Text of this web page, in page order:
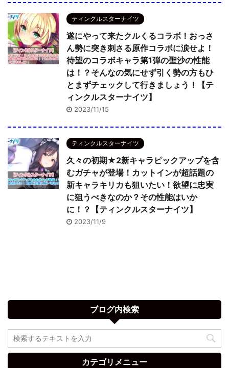
ティンクルスターナイツ
遂にやって来たクルくるコラボ！おっさ
ん勢に突き刺さる原作コラボに涙せよ！
待望のコラボキャラ第1弾の聖沙の性能
は！？そんなの気にせず引く勢の方もひ
とまずチェックして行きましょう！【テ
ィンクルスターナイツ】
2023/11/15
ティンクルスターナイツ
久々の初期★2新キャラピックアップを含
むガチャが登場！カットインが超話題の
新キャラキリカも狙いたい！欲望に忠実
に狙うべきなのか？その性能はいか
に！？【ティンクルスターナイツ】
2023/11/9
ブログ内検索
カテゴリメニュー